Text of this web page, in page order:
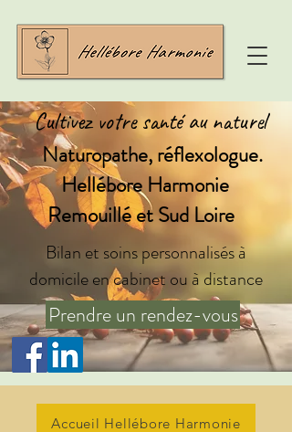
Cultivez votre santé au naturel
Naturopathe, réflexologue.
Hellébore Harmonie
Remouillé et Sud Loire
Bilan et soins personnalisés à
domicile en cabinet ou à distance
Prendre un rendez-vous
Accueil Hellébore Harmonie